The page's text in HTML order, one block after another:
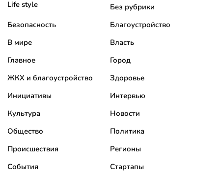
Life style
Без рубрики
Безопасность
Благоустройство
В мире
Власть
Главное
Город
ЖКХ и благоустройство
Здоровье
Инициативы
Интервью
Культура
Новости
Общество
Политика
Происшествия
Регионы
События
Стартапы